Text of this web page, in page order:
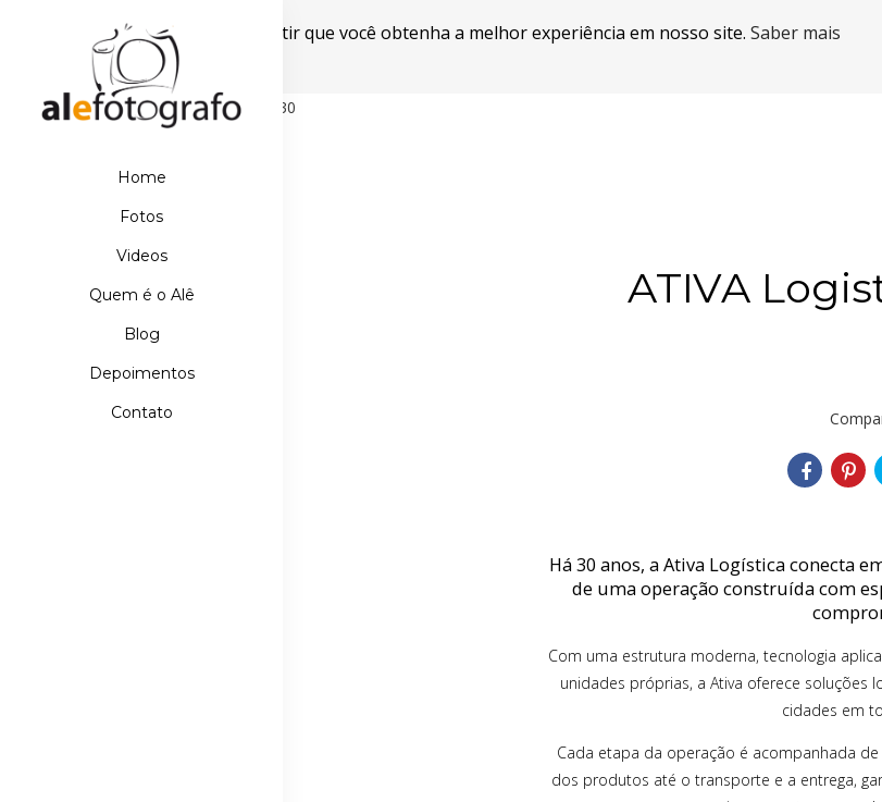
Este site usa cookies para garantir que você obtenha a melhor experiência em nosso site. Saber mais
Powered by WebsitePolicies
498D39E21DB110067AA42A42EBDE5630
Home
Fotos
Videos
Quem é o Alê
Blog
Depoimentos
Contato
ATIVA
Há 30 anos, a Ativa Logística conecta
de uma operação construída com
Com uma estrutura moderna, tecnologia
unidades próprias, a Ativa oferece soluções
cidades em
Cada etapa da operação é acompanhada
dos produtos até o transporte e a entrega,